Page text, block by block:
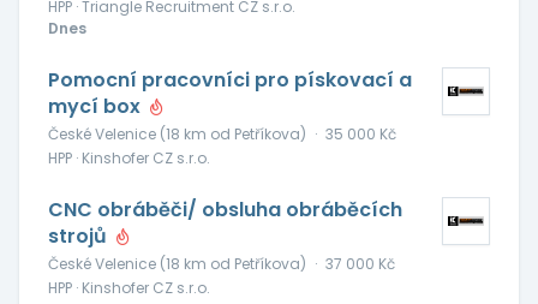
HPP · Triangle Recruitment CZ s.r.o.
Dnes
Pomocní pracovníci pro pískovací a
mycí box
České Velenice (18 km od Petříkova) · 35 000 Kč
HPP · Kinshofer CZ s.r.o.
CNC obráběči/ obsluha obráběcích
strojů
České Velenice (18 km od Petříkova) · 37 000 Kč
HPP · Kinshofer CZ s.r.o.